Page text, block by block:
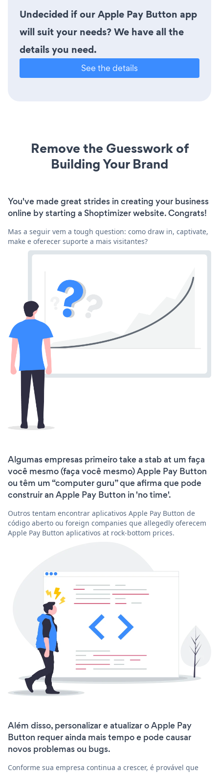
Undecided if our Apple Pay Button app
will suit your needs? We have all the
details you need.
See the details
Remove the Guesswork of
Building Your Brand
You've made great strides in creating your business
online by starting a Shoptimizer website. Congrats!
Mas a seguir vem a tough question: como draw in, captivate,
make e oferecer suporte a mais visitantes?
Algumas empresas primeiro take a stab at um faça
você mesmo (faça você mesmo) Apple Pay Button
ou têm um “computer guru” que afirma que pode
construir an Apple Pay Button in 'no time'.
Outros tentam encontrar aplicativos Apple Pay Button de
código aberto ou foreign companies que allegedly oferecem
Apple Pay Button aplicativos at rock-bottom prices.
Além disso, personalizar e atualizar o Apple Pay
Button requer ainda mais tempo e pode causar
novos problemas ou bugs.
Conforme sua empresa continua a crescer, é provável que